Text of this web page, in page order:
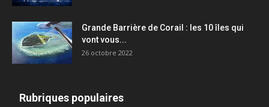
Grande Barrière de Corail : les 10 îles qui
vont vous...
26 octobre 2022
Rubriques populaires